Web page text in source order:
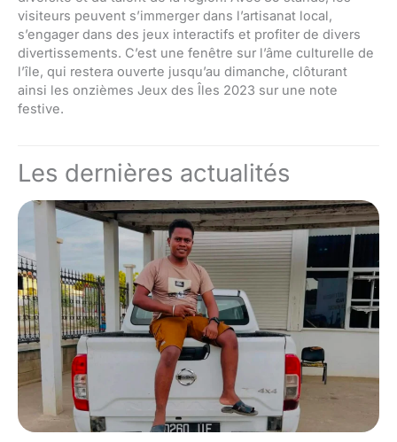
visiteurs peuvent s’immerger dans l’artisanat local,
s’engager dans des jeux interactifs et profiter de divers
divertissements. C’est une fenêtre sur l’âme culturelle de
l’île, qui restera ouverte jusqu’au dimanche, clôturant
ainsi les onzièmes Jeux des Îles 2023 sur une note
festive.
Les dernières actualités